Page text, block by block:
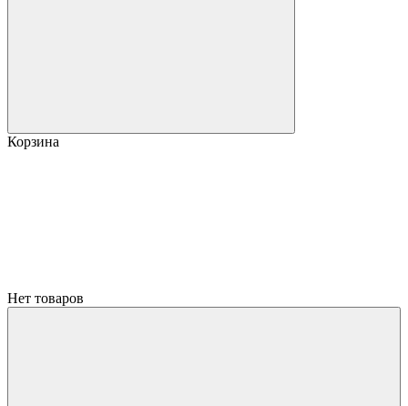
Корзина
Нет товаров